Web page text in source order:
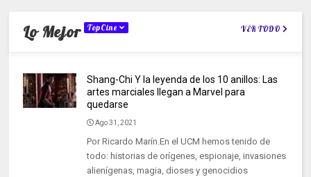
Lo Mejor TopCine VER TODO
Shang-Chi Y la leyenda de los 10 anillos: Las
artes marciales llegan a Marvel para
quedarse
Ago 31, 2021
Por Ricardo Marín.En el UCM hemos tenido de
todo: historias de orígenes, espionaje, invasiones
alienígenas, magia, dioses y genocidios